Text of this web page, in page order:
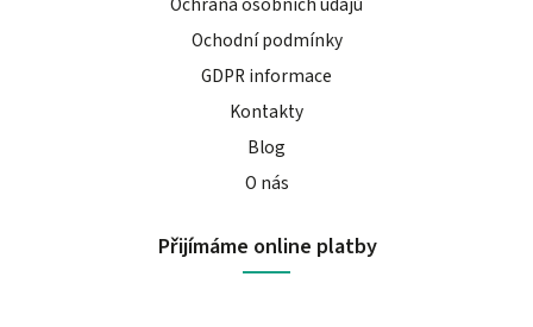
Ochrana osobních údajů
Ochodní podmínky
GDPR informace
Kontakty
Blog
O nás
Přijímáme online platby